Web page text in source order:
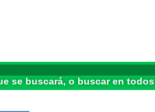
se buscará, o buscar en todos